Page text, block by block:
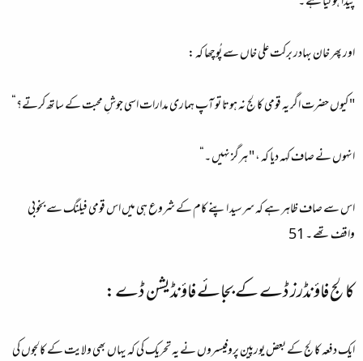
اور پھر خان بہادر برکت علی خاں سے پُوچھا کہ :
" کیوں حضرت اگر یہ قومی کالج نہ ہوتا تو آپ ہماری مدارات اسی جوشِ محبت کے ساتھ کرتے؟“
انہوں نے صاف کہہ دیا کہ ، " ہرگز نہیں ۔“
اس سے صاف ظاہر ہے کہ سرسید اپنے کام کے شروع ہی میں اس قومی فیلنگ سے بخوبی
واقف تھے ۔ 51
کالج فاؤنڈرز ڈے کے بجائے فاؤنڈیشن ڈے:
ایک دفعہ کالج کے بعض یورپین پروفیسروں نے یہ تحریک کی کہ یہاں بھی ولایت کے کالجوں کی